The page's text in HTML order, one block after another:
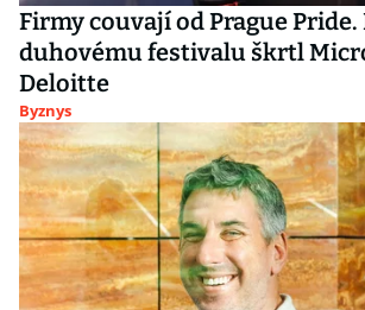
Firmy couvají od Prague
duhovému festivalu škrtl
Deloitte
Byznys